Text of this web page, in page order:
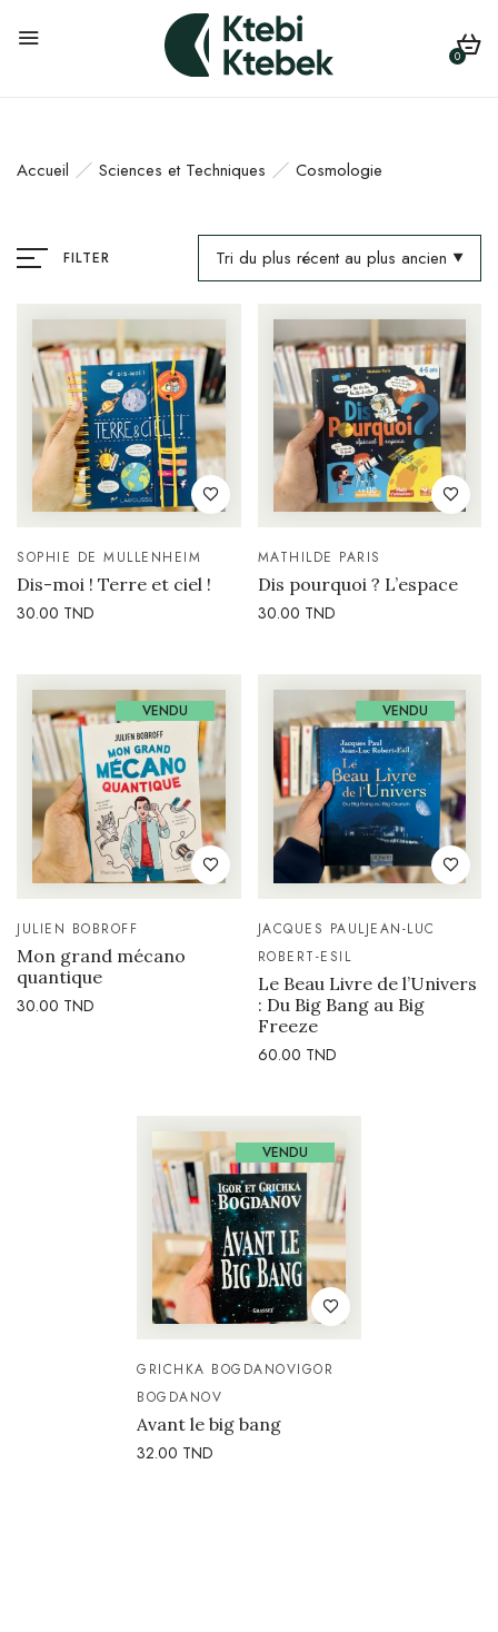
0
Accueil Sciences et Techniques Cosmologie
FILTER Tri du plus récent au plus ancien
SOPHIE DE MULLENHEIM
Dis-moi ! Terre et ciel !
30.00 TND
MATHILDE PARIS
Dis pourquoi ? L’espace
30.00 TND
VENDU
JULIEN BOBROFF
Mon grand mécano
quantique
30.00 TND
VENDU
JACQUES PAULJEAN-LUC
ROBERT-ESIL
Le Beau Livre de l’Univers
: Du Big Bang au Big
Freeze
60.00 TND
VENDU
GRICHKA BOGDANOVIGOR
BOGDANOV
Avant le big bang
32.00 TND